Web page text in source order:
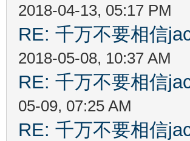
2018-04-13, 05:17 PM
RE: 千万不要相信
2018-05-08, 10:37 AM
RE: 千万不要相信
05-09, 07:25 AM
RE: 千万不要相信